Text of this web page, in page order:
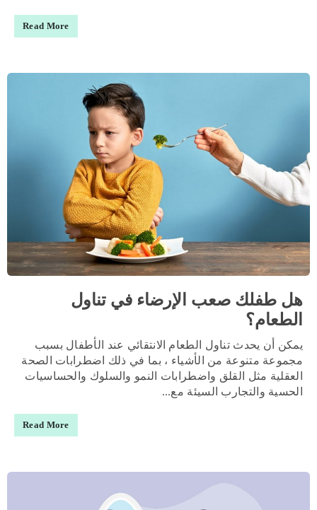
Read More
هل طفلك صعب الإرضاء في تناول
الطعام؟
يمكن أن يحدث تناول الطعام الانتقائي عند الأطفال بسبب
مجموعة متنوعة من الأشياء ، بما في ذلك اضطرابات الصحة
العقلية مثل القلق واضطرابات النمو والسلوك والحساسيات
الحسية والتجارب السيئة مع...
Read More